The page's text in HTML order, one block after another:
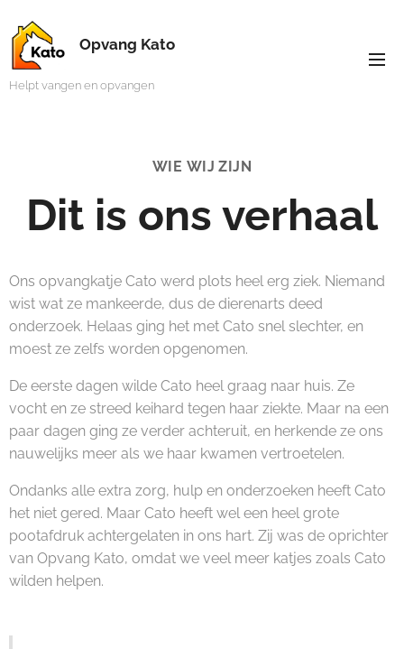
Opvang Kato
Helpt vangen en opvangen
WIE WIJ ZIJN
Dit is ons verhaal
Ons opvangkatje Cato werd plots heel erg ziek. Niemand
wist wat ze mankeerde, dus de dierenarts deed
onderzoek. Helaas ging het met Cato snel slechter, en
moest ze zelfs worden opgenomen.
De eerste dagen wilde Cato heel graag naar huis. Ze
vocht en ze streed keihard tegen haar ziekte. Maar na een
paar dagen ging ze verder achteruit, en herkende ze ons
nauwelijks meer als we haar kwamen vertroetelen.
Ondanks alle extra zorg, hulp en onderzoeken heeft Cato
het niet gered. Maar Cato heeft wel een heel grote
pootafdruk achtergelaten in ons hart. Zij was de oprichter
van Opvang Kato, omdat we veel meer katjes zoals Cato
wilden helpen.